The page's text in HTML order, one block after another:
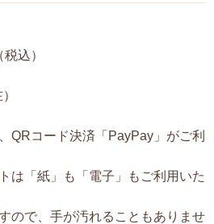
込）
QRコード決済「PayPay」がご利
は「紙」も「電子」もご利用いた
ので、手が汚れることもありませ